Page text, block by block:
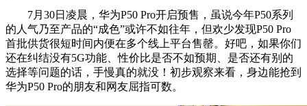
7月30日凌晨，华为P50 Pro开启预售，虽说今年P50系列
的人气乃至产品的“成色”或许不如往年，但欢少发现P50 Pro
首批供货很短时间内便在多个线上平台售罄。好吧，如果你们
还在纠结没有5G功能、性价比是否不如预期、是否还有别的
选择等问题的话，手慢真的就没！初步观察来看，身边能抢到
华为P50 Pro的朋友和网友屈指可数。